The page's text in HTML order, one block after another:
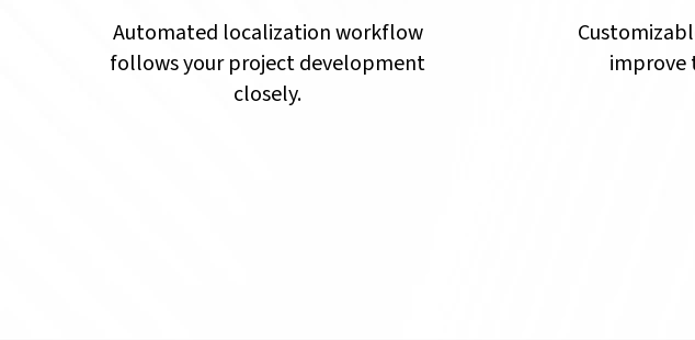
Automated localization workflow
follows your project development
closely.
improve